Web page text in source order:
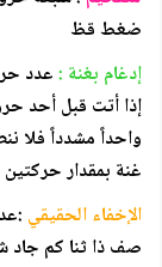
ضغط قظ
إدغام بغنة :عدد
إذا أتت قبل أحد
واحداً مشدداً فلا
غنة بمقدار
الإخفاء الحقيقي
صف ذا ثنا كم